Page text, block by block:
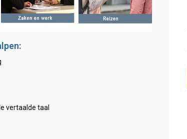
vertaalde taal